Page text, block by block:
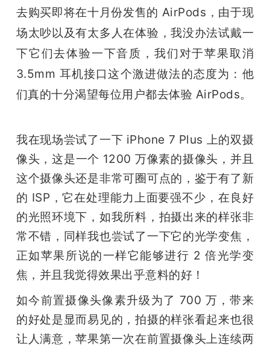
去购买即将在十月份发售的 AirPods，由于现
场太吵以及有太多人在体验，我没办法试戴一
下它们去体验一下音质，我们对于苹果取消
3.5mm 耳机接口这个激进做法的态度为：他
们真的十分渴望每位用户都去体验 AirPods。
我在现场尝试了一下 iPhone 7 Plus 上的双摄
像头，这是一个 1200 万像素的摄像头，并且
这个摄像头还是非常可圈可点的，鉴于有了新
的 ISP，它在处理能力上面要强不少，在良好
的光照环境下，如我所料，拍摄出来的样张非
常不错，同样我也尝试了一下它的光学变焦，
正如苹果所说的一样它能够进行 2 倍光学变
焦，并且我觉得效果出乎意料的好！
如今前置摄像头像素升级为了 700 万，带来
的好处是显而易见的，拍摄的样张看起来也很
让人满意，苹果第一次在前置摄像头上连续两